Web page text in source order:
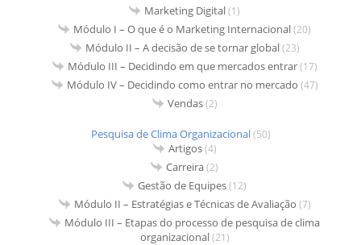
Marketing Digital(1)
Módulo I – O que é o Marketing Internacional(20)
Módulo II – A decisão de se tornar global(23)
Módulo III – Decidindo em que mercados entrar(17)
Módulo IV – Decidindo como entrar no mercado (47)
Vendas(2)
Pesquisa de Clima Organizacional(50)
Artigos(4)
Carreira(2)
Gestão de Equipes(12)
Módulo II – Estratégias e Técnicas de Avaliação (7)
Módulo III – Etapas do processo de pesquisa de clima
organizacional(21)